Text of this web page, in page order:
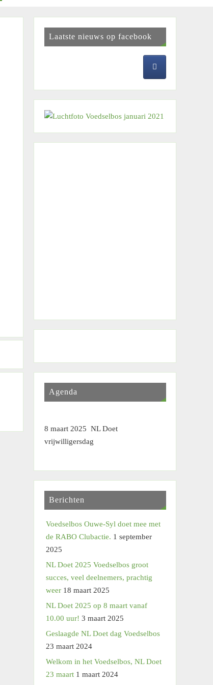
Laatste nieuws op facebook
Agenda
8 maart 2025 NL Doet
vrijwilligersdag
Berichten
Voedselbos Ouwe-Syl doet mee met
de RABO Clubactie. 1 september
2025
NL Doet 2025 Voedselbos groot
succes, veel deelnemers, prachtig
weer 18 maart 2025
NL Doet 2025 op 8 maart vanaf
10.00 uur! 3 maart 2025
Geslaagde NL Doet dag Voedselbos
23 maart 2024
Welkom in het Voedselbos, NL Doet
23 maart 1 maart 2024